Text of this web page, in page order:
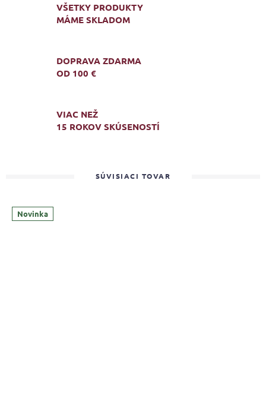
VŠETKY PRODUKTY
MÁME SKLADOM
DOPRAVA ZDARMA
OD 100 €
VIAC NEŽ
15 ROKOV SKÚSENOSTÍ
SÚVISIACI TOVAR
Novinka